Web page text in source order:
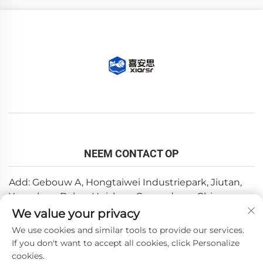
NEEM CONTACT OP
Add: Gebouw A, Hongtaiwei Industriepark, Jiutan,
Yuanzhou, Boluo, Huizhou, Guangdong, China
E-mail:[email protected]
Tel:+86-0752-6688646
We value your privacy
We use cookies and similar tools to provide our services.
If you don't want to accept all cookies, click Personalize
cookies.